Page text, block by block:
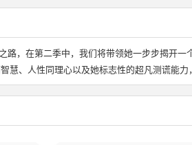
之路，在第二季中，我们将带领她一步步揭开
慧、人性同理心以及她标志性的超凡测谎能